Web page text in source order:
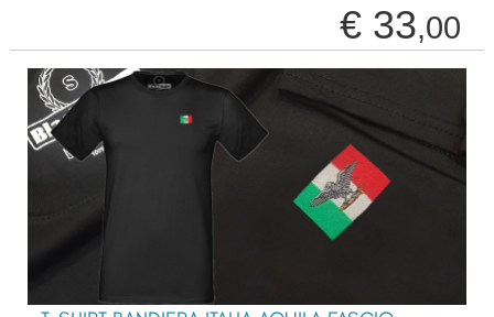
€ 33,00